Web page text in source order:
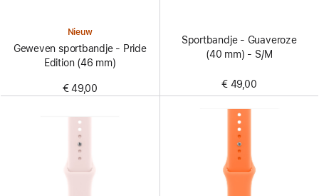
Nieuw
Geweven sportbandje - Pride
Edition (46 mm)
€ 49,00
Sportbandje - Guaveroze
(40 mm) - S/M
€ 49,00